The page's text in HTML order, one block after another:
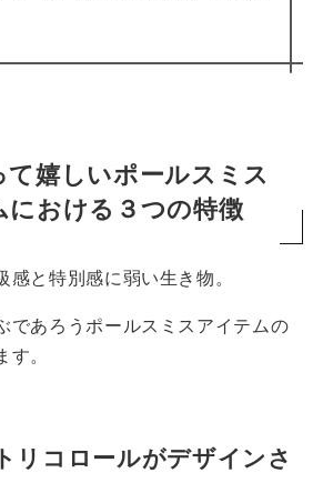
て嬉しいポールスミス
における３つの特徴
感と特別感に弱い生き物。
であろうポールスミスアイテムの
す。
リコロールがデザインさ